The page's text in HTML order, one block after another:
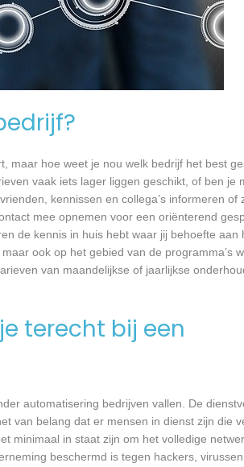
maar hoe weet je nou welk bedrijf het best
vaak iets lager liggen geschikt, of ben je
kennissen en collega’s informeren of
mee opnemen voor een oriënterend
de kennis in huis hebt waar jij behoefte aan
ook op het gebied van de programma’s
van maandelijkse of jaarlijkse
terecht bij een
automatisering bedrijven vallen. De
van belang dat er mensen in dienst zijn die
minimaal in staat zijn om het volledige
beschermd is tegen hackers,